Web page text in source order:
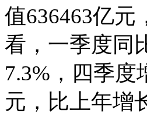
值636463亿元
看，一季度同
7.3%，四季度
元，比上年增